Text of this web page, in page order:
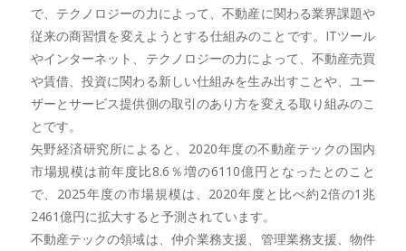
で、テクノロジーの力によって、不動産に関わる業界課題や
従来の商習慣を変えようとする仕組みのことです。ITツール
やインターネット、テクノロジーの力によって、不動産売買
や賃借、投資に関わる新しい仕組みを生み出すことや、ユー
ザーとサービス提供側の取引のあり方を変える取り組みのこ
とです。
矢野経済研究所によると、2020年度の不動産テックの国内
市場規模は前年度比8.6％増の6110億円となったとのこと
で、2025年度の市場規模は、2020年度と比べ約2倍の1兆
2461億円に拡大すると予測されています。
不動産テックの領域は、仲介業務支援、管理業務支援、物件